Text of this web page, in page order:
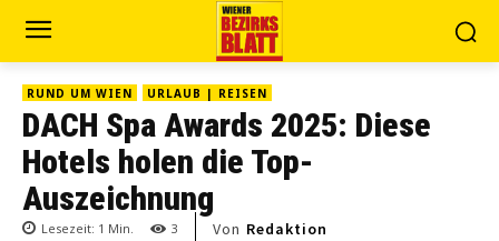
RUND UM WIEN URLAUB | REISEN
DACH Spa Awards 2025: Diese
Hotels holen die Top-
Auszeichnung
Lesezeit: 1 Min. 3 Von Redaktion